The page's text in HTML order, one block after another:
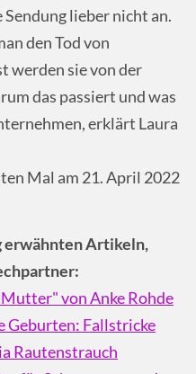
lieber nicht an.
den Tod von
werden sie von der
das passiert und was
erklärt Laura
Mal am 21. April 2022
erwähnten Artikeln,
von Anke Rohde
Geburten: Fallstricke
Rautenstrauch